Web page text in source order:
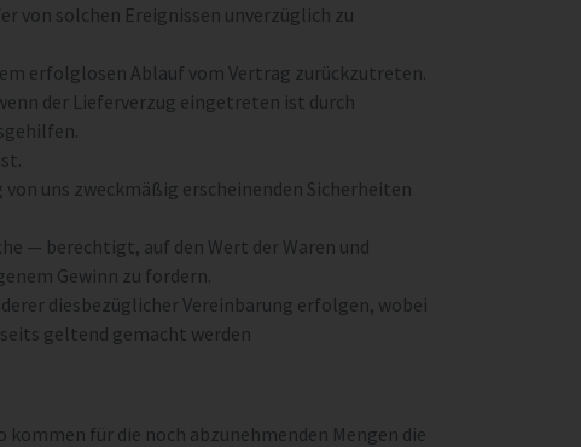
von solchen Ereignissen unverzüglich zu
erfolglosen Ablauf vom Vertrag zurückzutreten.
der Lieferverzug eingetreten ist durch
uns zweckmäßig erscheinenden Sicherheiten
— berechtigt, auf den Wert der Waren und
Gewinn zu fordern.
diesbezüglicher Vereinbarung erfolgen, wobei
geltend gemacht werden
kommen für die noch abzunehmenden Mengen die